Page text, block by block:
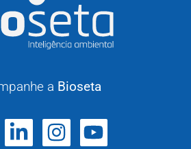
a Bioseta